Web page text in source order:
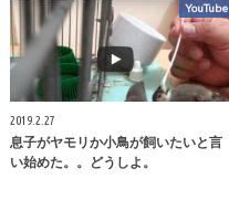
YouTube
2019.2.27
息子がヤモリか小鳥が飼いたいと言
い始めた。。どうしよ。